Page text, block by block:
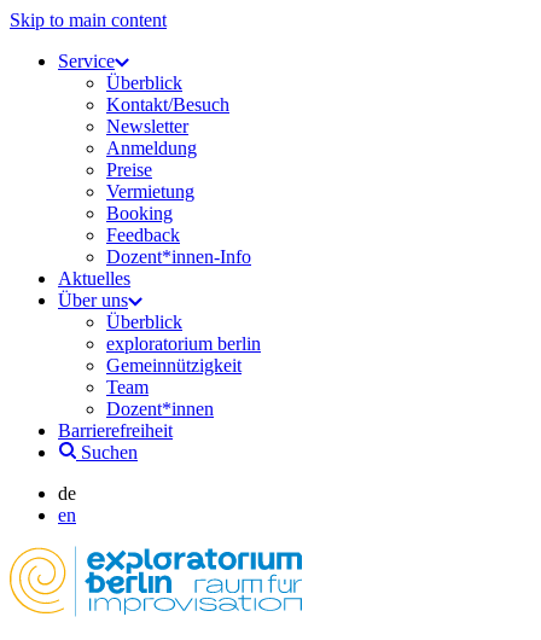
Skip to main content
Service
Überblick
Kontakt/Besuch
Newsletter
Anmeldung
Preise
Vermietung
Booking
Feedback
Dozent*innen-Info
Aktuelles
Über uns
Überblick
exploratorium berlin
Gemeinnützigkeit
Team
Dozent*innen
Barrierefreiheit
Suchen
de
en